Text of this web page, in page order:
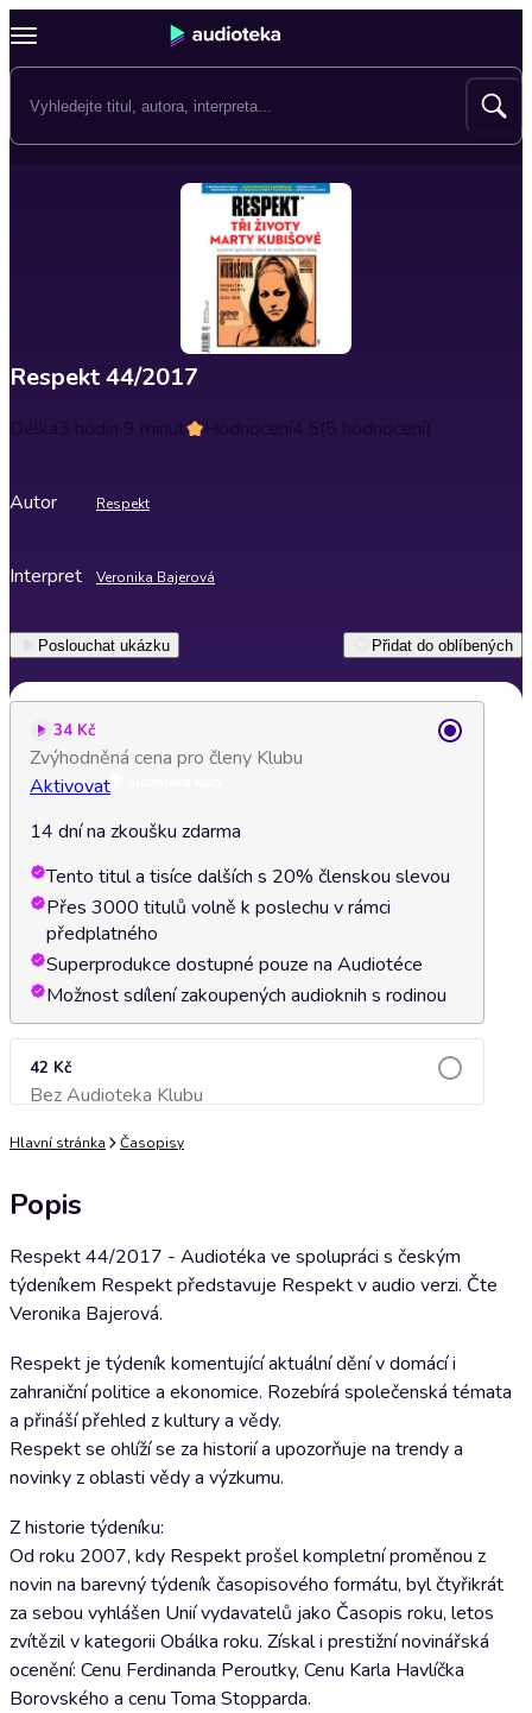
Respekt 44/2017
Délka3 hodin 9 minut Hodnocení4.5(5 hodnocení)
Autor Respekt
Interpret Veronika Bajerová
Poslouchat ukázku Přidat do oblíbených
34 Kč
Zvýhodněná cena pro členy Klubu
Aktivovat
14 dní na zkoušku zdarma
Tento titul a tisíce dalších s 20% členskou slevou
Přes 3000 titulů volně k poslechu v rámci
předplatného
Superprodukce dostupné pouze na Audiotéce
Možnost sdílení zakoupených audioknih s rodinou
42 Kč
Bez Audioteka KlubuPřidat do košíku
Hlavní stránka Časopisy
Popis
Respekt 44/2017 - Audiotéka ve spolupráci s českým
týdeníkem Respekt představuje Respekt v audio verzi. Čte
Veronika Bajerová.
Respekt je týdeník komentující aktuální dění v domácí i
zahraniční politice a ekonomice. Rozebírá společenská témata
a přináší přehled z kultury a vědy.
Respekt se ohlíží se za historií a upozorňuje na trendy a
novinky z oblasti vědy a výzkumu.
Z historie týdeníku:
Od roku 2007, kdy Respekt prošel kompletní proměnou z
novin na barevný týdeník časopisového formátu, byl čtyřikrát
za sebou vyhlášen Unií vydavatelů jako Časopis roku, letos
zvítězil v kategorii Obálka roku. Získal i prestižní novinářská
ocenění: Cenu Ferdinanda Peroutky, Cenu Karla Havlíčka
Borovského a cenu Toma Stopparda.